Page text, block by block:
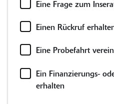
Eine Frage zum
Einen Rückruf
Eine Probefahrt
Ein Finanzierungs-
erhalten